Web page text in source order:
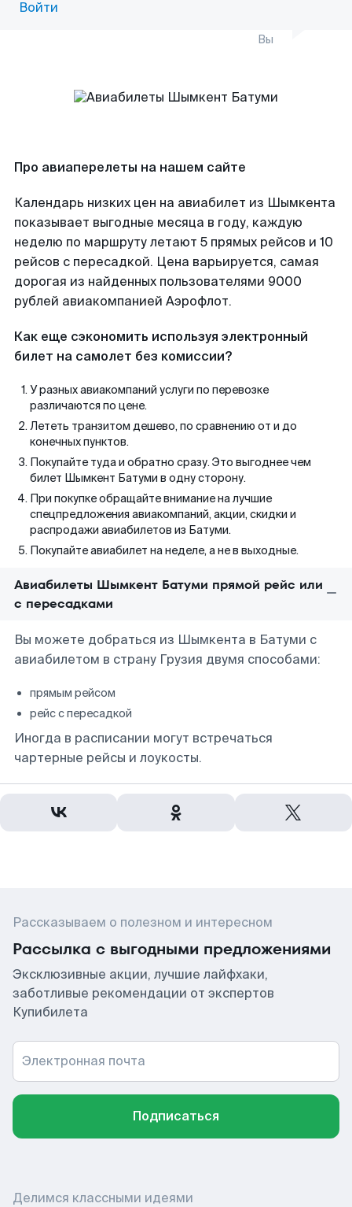
Войти
Вы
Про авиаперелеты на нашем сайте
Календарь низких цен на авиабилет из Шымкента
показывает выгодные месяца в году, каждую
неделю по маршруту летают 5 прямых рейсов и 10
рейсов с пересадкой. Цена варьируется, самая
дорогая из найденных пользователями 9000
рублей авиакомпанией Аэрофлот.
Как еще сэкономить используя электронный
билет на самолет без комиссии?
У разных авиакомпаний услуги по перевозке
различаются по цене.
Лететь транзитом дешево, по сравнению от и до
конечных пунктов.
Покупайте туда и обратно сразу. Это выгоднее чем
билет Шымкент Батуми в одну сторону.
При покупке обращайте внимание на лучшие
спецпредложения авиакомпаний, акции, скидки и
распродажи авиабилетов из Батуми.
Покупайте авиабилет на неделе, а не в выходные.
Авиабилеты Шымкент Батуми прямой рейс или
с пересадками
Вы можете добраться из Шымкента в Батуми с
авиабилетом в страну Грузия двумя способами:
прямым рейсом
рейс с пересадкой
Иногда в расписании могут встречаться
чартерные рейсы и лоукосты.
Рассказываем о полезном и интересном
Рассылка с выгодными предложениями
Эксклюзивные акции, лучшие лайфхаки,
заботливые рекомендации от экспертов
Купибилета
Электронная почта
Подписаться
Делимся классными идеями